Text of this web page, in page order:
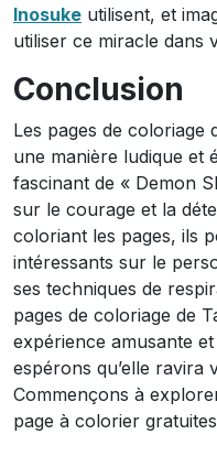
Inosuke utilisent, et
utiliser ce miracle dans
Conclusion
Les pages de
une manière ludique et
fascinant de « Demon
sur le courage et la
coloriant les pages, ils
intéressants sur le
ses techniques de
pages de coloriage de
expérience amusante
espérons qu’elle
Commençons à
page à colorier